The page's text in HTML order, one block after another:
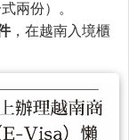
兩份）。
，在越南入境櫃